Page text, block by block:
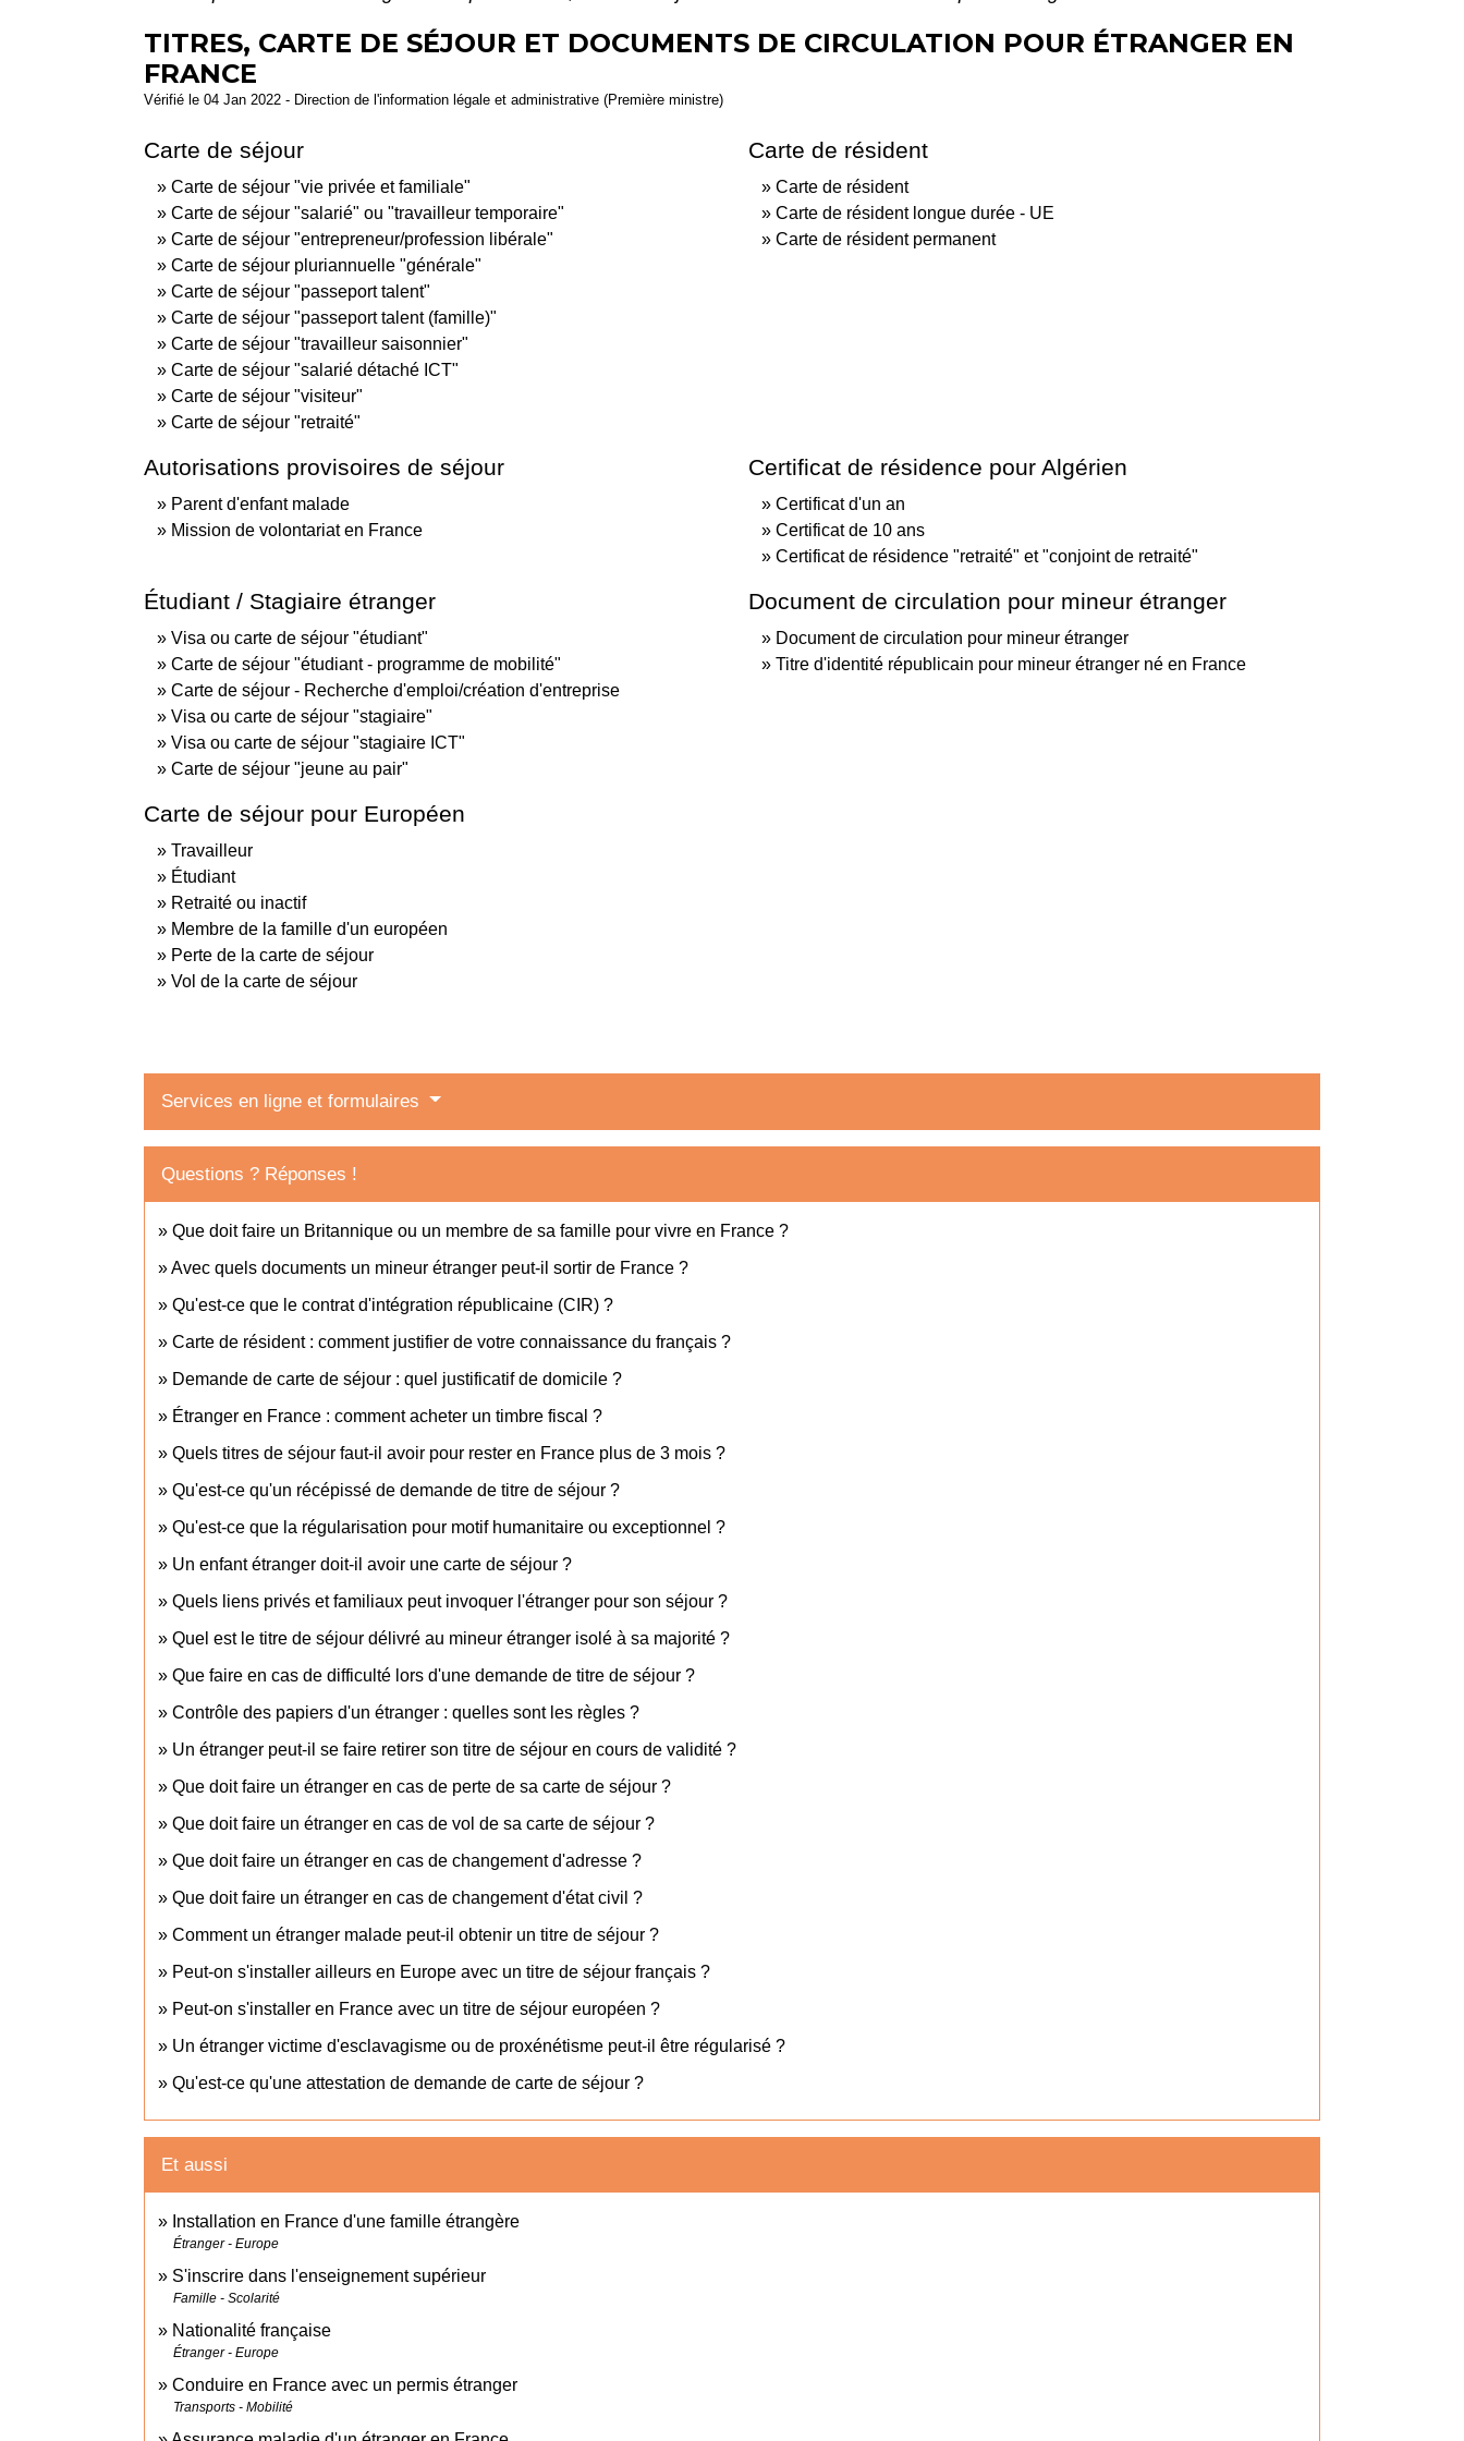
TITRES, CARTE DE SÉJOUR ET DOCUMENTS DE CIRCULATION POUR ÉTRANGER EN
FRANCE
Vérifié le 04 Jan 2022 - Direction de l'information légale et administrative (Première ministre)
Carte de séjour
Carte de séjour "vie privée et familiale"
Carte de séjour "salarié" ou "travailleur temporaire"
Carte de séjour "entrepreneur/profession libérale"
Carte de séjour pluriannuelle "générale"
Carte de séjour "passeport talent"
Carte de séjour "passeport talent (famille)"
Carte de séjour "travailleur saisonnier"
Carte de séjour "salarié détaché ICT"
Carte de séjour "visiteur"
Carte de séjour "retraité"
Carte de résident
Carte de résident
Carte de résident longue durée - UE
Carte de résident permanent
Autorisations provisoires de séjour
Parent d'enfant malade
Mission de volontariat en France
Certificat de résidence pour Algérien
Certificat d'un an
Certificat de 10 ans
Certificat de résidence "retraité" et "conjoint de retraité"
Étudiant / Stagiaire étranger
Visa ou carte de séjour "étudiant"
Carte de séjour "étudiant - programme de mobilité"
Carte de séjour - Recherche d'emploi/création d'entreprise
Visa ou carte de séjour "stagiaire"
Visa ou carte de séjour "stagiaire ICT"
Carte de séjour "jeune au pair"
Document de circulation pour mineur étranger
Document de circulation pour mineur étranger
Titre d'identité républicain pour mineur étranger né en France
Carte de séjour pour Européen
Travailleur
Étudiant
Retraité ou inactif
Membre de la famille d'un européen
Perte de la carte de séjour
Vol de la carte de séjour
Services en ligne et formulaires
Questions ? Réponses !
Que doit faire un Britannique ou un membre de sa famille pour vivre en France ?
Avec quels documents un mineur étranger peut-il sortir de France ?
Qu'est-ce que le contrat d'intégration républicaine (CIR) ?
Carte de résident : comment justifier de votre connaissance du français ?
Demande de carte de séjour : quel justificatif de domicile ?
Étranger en France : comment acheter un timbre fiscal ?
Quels titres de séjour faut-il avoir pour rester en France plus de 3 mois ?
Qu'est-ce qu'un récépissé de demande de titre de séjour ?
Qu'est-ce que la régularisation pour motif humanitaire ou exceptionnel ?
Un enfant étranger doit-il avoir une carte de séjour ?
Quels liens privés et familiaux peut invoquer l'étranger pour son séjour ?
Quel est le titre de séjour délivré au mineur étranger isolé à sa majorité ?
Que faire en cas de difficulté lors d'une demande de titre de séjour ?
Contrôle des papiers d'un étranger : quelles sont les règles ?
Un étranger peut-il se faire retirer son titre de séjour en cours de validité ?
Que doit faire un étranger en cas de perte de sa carte de séjour ?
Que doit faire un étranger en cas de vol de sa carte de séjour ?
Que doit faire un étranger en cas de changement d'adresse ?
Que doit faire un étranger en cas de changement d'état civil ?
Comment un étranger malade peut-il obtenir un titre de séjour ?
Peut-on s'installer ailleurs en Europe avec un titre de séjour français ?
Peut-on s'installer en France avec un titre de séjour européen ?
Un étranger victime d'esclavagisme ou de proxénétisme peut-il être régularisé ?
Qu'est-ce qu'une attestation de demande de carte de séjour ?
Et aussi
Installation en France d'une famille étrangère
Étranger - Europe
S'inscrire dans l'enseignement supérieur
Famille - Scolarité
Nationalité française
Étranger - Europe
Conduire en France avec un permis étranger
Transports - Mobilité